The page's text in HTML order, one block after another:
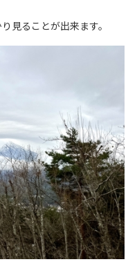
見ることが出来ます。